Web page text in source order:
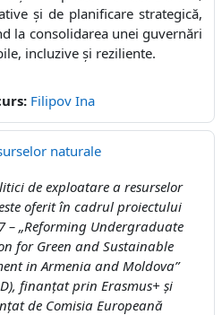
și de planificare strategică,
la consolidarea unei guvernări
incluzive și reziliente.
Filipov Ina
naturale
de exploatare a resurselor
oferit în cadrul proiectului
– „Reforming Undergraduate
for Green and Sustainable
in Armenia and Moldova”
finanțat prin Erasmus+ și
de Comisia Europeană